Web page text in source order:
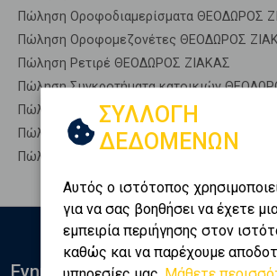
Πώληση Οροφοδιαμερίσματα ΘΕΟΔΩΡΟΣ
Πώληση Οροφομεζονέτες ΘΕΟΔΩΡΟΣ
Πώληση Ρετιρέ ΘΕΟΔΩΡΟΣ ΖΙΑΚΑΣ
Πώληση Συγκροτήματα κατοικιών
Πώληση Υπόγεια ΘΕΟΔΩΡΟΣ ΖΙΑΚΑΣ
Πώληση Υπόσκαφα ΘΕΟΔΩΡΟΣ ΖΙΑΚΑΣ
Πώληση Υπολ. υψουν ΘΕΟΔΩΡΟΣ ΖΙΑΚΑΣ
ΣΥΛΛΟΓΗ
ΔΕΔΟΜΕΝΩΝ
Αυτός ο ιστότοπος
για να σας βοηθήσει να έχετε
εμπειρία περιήγησης στον
καθώς και να παρέχουμε
Ενημερωθείτε